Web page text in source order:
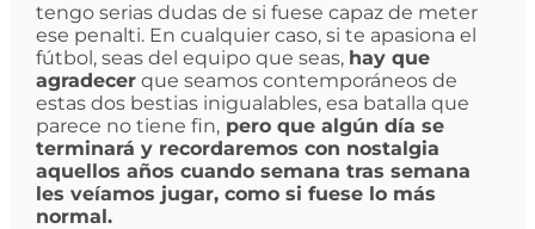
tengo serias dudas de si fuese capaz de meter
ese penalti. En cualquier caso, si te apasiona el
fútbol, seas del equipo que seas, hay que
agradecerque seamos contemporáneos de
estas dos bestias inigualables, esa batalla que
parece no tiene fin,pero que algún día se
terminará y recordaremos con nostalgia
aquellos años cuando semana tras semana
les veíamos jugar, como si fuese lo más
normal.